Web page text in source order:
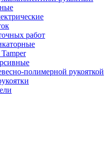
работ
полимерной рукояткой